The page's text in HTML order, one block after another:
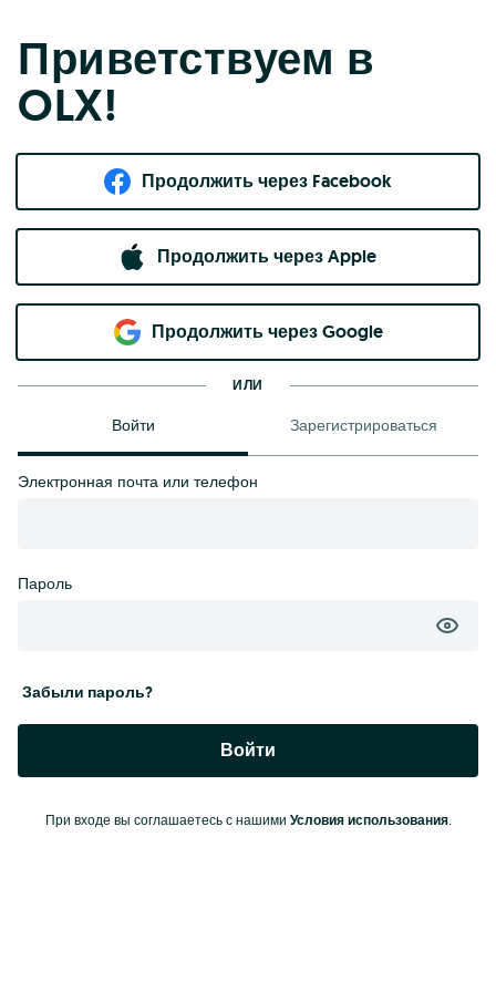
Приветствуем в
OLX!
Продолжить через Facebook
Продолжить через Apple
Продолжить через Google
ИЛИ
Войти Зарегистрироваться
Электронная почта или телефон
Пароль
Забыли пароль?
Войти
При входе вы соглашаетесь с нашими Условия использования.